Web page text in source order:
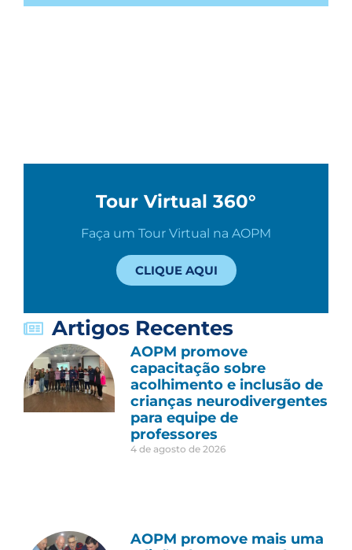
Tour Virtual 360°
Faça um Tour Virtual na AOPM
CLIQUE AQUI
Artigos Recentes
AOPM promove
capacitação sobre
acolhimento e inclusão de
crianças neurodivergentes
para equipe de
professores
4 de agosto de 2026
AOPM promove mais uma